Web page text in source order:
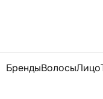
БрендыВолосыЛицо